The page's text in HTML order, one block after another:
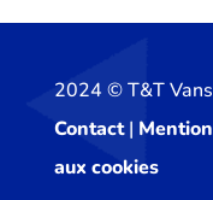
2024 ©️ T&T
Contact|
aux cookies